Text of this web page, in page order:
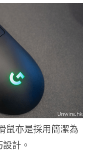
鼠亦是採用簡潔為
計。